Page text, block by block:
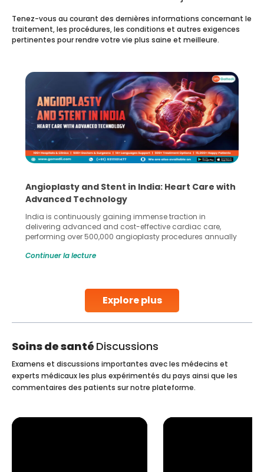
Explore plus
Tenez-vous au courant des dernières informations concernant le
traitement, les procédures, les conditions et autres exigences
pertinentes pour rendre votre vie plus saine et meilleure.
5 Essential Steps for Effective Human Sperm
Collection and Processing Methods
Human sperm collection and processing are critical steps
in advanced reproductive techniques like In Vitro
Fertilization (IVF) and intrauterine insemination (IUI). These
challenges and help couples achieve their dream of
collected, they process the
Continuer la lecture
Soins de santé Discussions
Examens et discussions importantes avec les médecins et
experts médicaux les plus expérimentés du pays ainsi que les
commentaires des patients sur notre plateforme.